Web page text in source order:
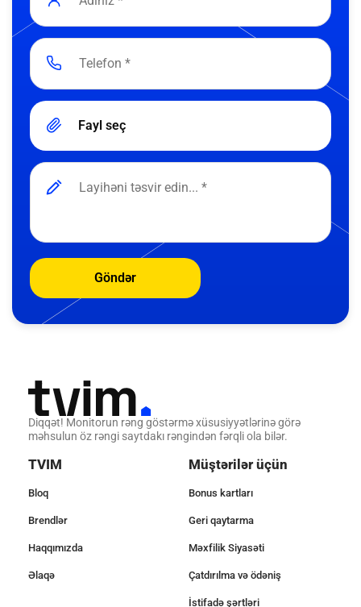
Fayl seç
Göndər
Diqqət! Monitorun rəng göstərmə xüsusiyyətlərinə görə
məhsulun öz rəngi saytdakı rəngindən fərqli ola bilər.
TVIM
Bloq
Brendlər
Haqqımızda
Əlaqə
Müştərilər üçün
Bonus kartları
Geri qaytarma
Məxfilik Siyasəti
Çatdırılma və ödəniş
İstifadə şərtləri